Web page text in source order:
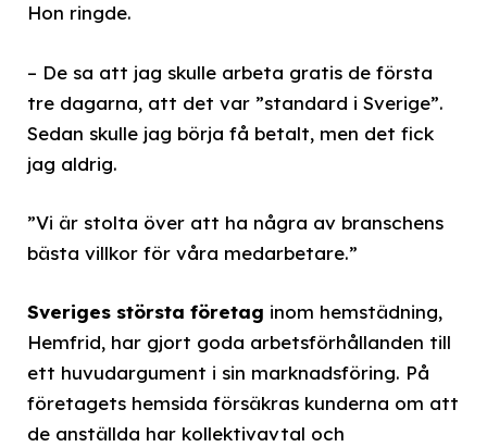
Hon ringde.
– De sa att jag skulle arbeta gratis de första
tre dagarna, att det var ”standard i Sverige”.
Sedan skulle jag börja få betalt, men det fick
jag aldrig.
”Vi är stolta över att ha några av branschens
bästa villkor för våra medarbetare.”
Sveriges största företag inom hemstädning,
Hemfrid, har gjort goda arbetsförhållanden till
ett huvudargument i sin marknadsföring. På
företagets hemsida försäkras kunderna om att
de anställda har kollektivavtal och